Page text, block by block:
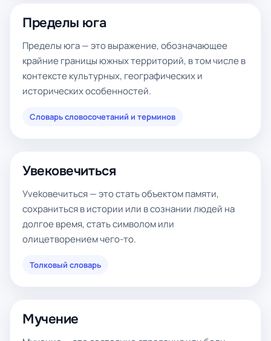
Пределы юга
Пределы юга — это выражение, обозначающее
крайние границы южных территорий, в том числе в
контексте культурных, географических и
исторических особенностей.
Словарь словосочетаний и терминов
Увековечиться
Уvekовечиться — это стать объектом памяти,
сохраниться в истории или в сознании людей на
долгое время, стать символом или
олицетворением чего-то.
Толковый словарь
Мучение